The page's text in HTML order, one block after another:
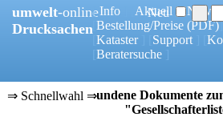
umwelt-online
Drucksachen
[Info Aktuell ] [News
[ Bestellung/Preise (PDF)
Kataster] [ Support] [
Beratersuche]
Neu
23 gefundene Dokumente
⇒ Schnellwahl ⇒